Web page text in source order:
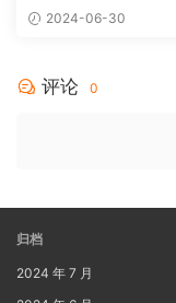
1080p Blu-ray AVC
2024-06-30
评论 0
归档
2024 年 7 月